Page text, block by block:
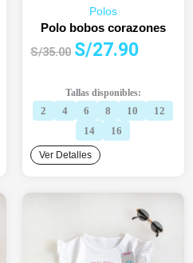
Polos
Polo bobos corazones
S/35.00
El
era:
S/35.00.
S/27.90
es:
S/27.90.
Tallas disponibles:
2 4 6 8 10
12
14
16
Ver Detalles